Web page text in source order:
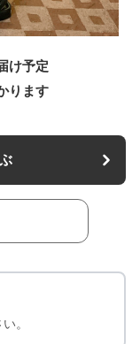
け予定
ります
。